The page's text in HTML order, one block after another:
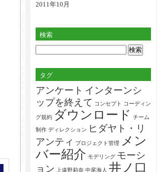
2011年10月
検索
タグ
アンケート インターンシ
ップを終えて
コンセプト コーディン
グ規約 ダウンロード チーム
制作 ディレクション
ヒダヤト・リ
アンティ
プロジェクト管理
メン
バー紹介 モデリング モーシ
ョン
上遠野莉奈 中尾海人 井ノ口